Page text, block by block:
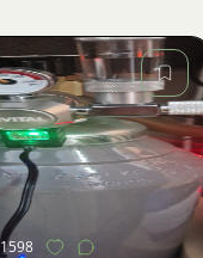
Obrázok
1598